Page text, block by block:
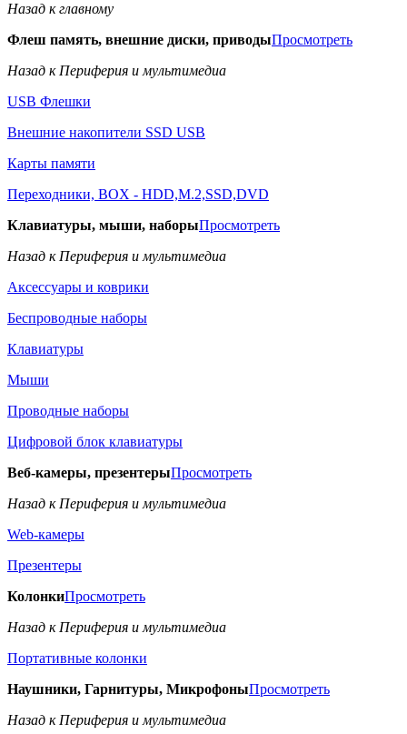
Назад к главному
Флеш память, внешние диски, приводыПросмотреть
Назад к Периферия и мультимедиа
USB Флешки
Внешние накопители SSD USB
Карты памяти
Переходники, BOX - HDD,M.2,SSD,DVD
Клавиатуры, мыши, наборыПросмотреть
Назад к Периферия и мультимедиа
Аксессуары и коврики
Беспроводные наборы
Клавиатуры
Мыши
Проводные наборы
Цифровой блок клавиатуры
Веб-камеры, презентерыПросмотреть
Назад к Периферия и мультимедиа
Web-камеры
Презентеры
КолонкиПросмотреть
Назад к Периферия и мультимедиа
Портативные колонки
Наушники, Гарнитуры, МикрофоныПросмотреть
Назад к Периферия и мультимедиа